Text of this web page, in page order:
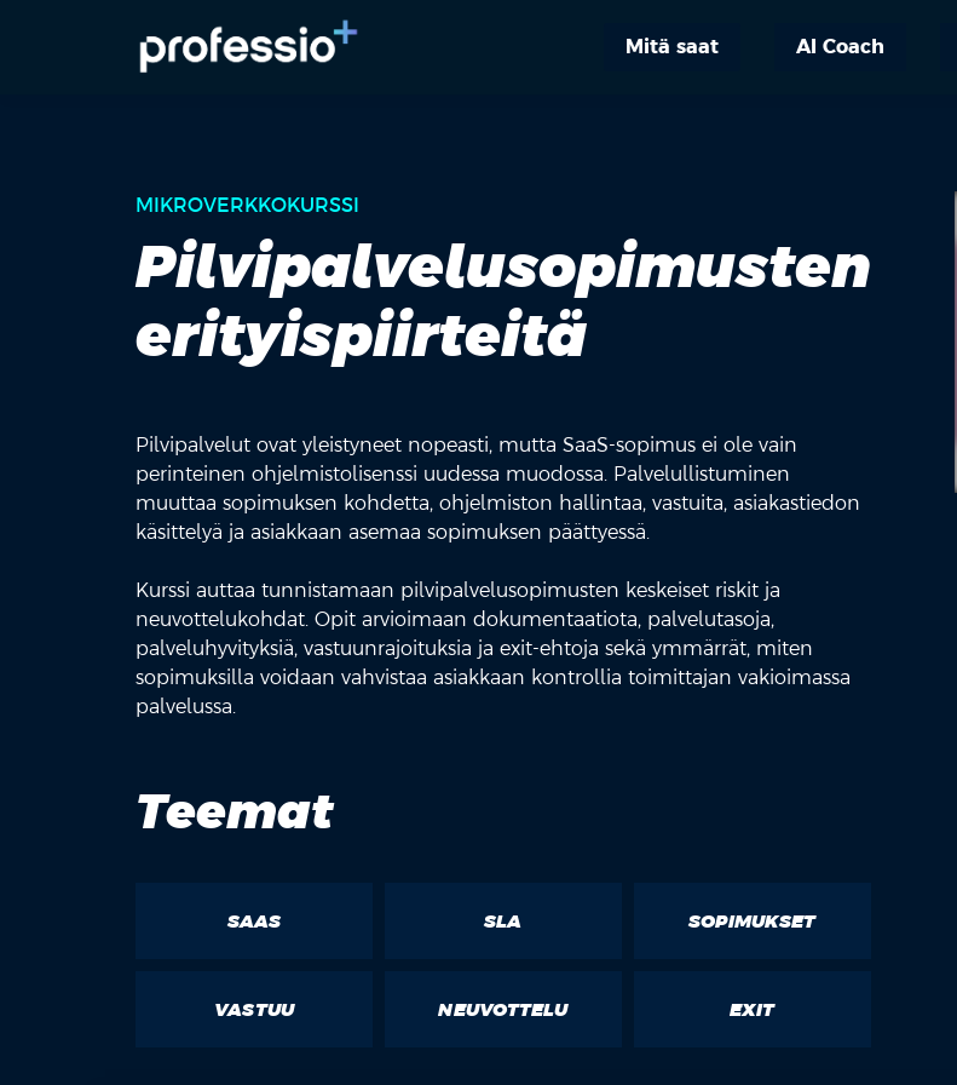
Mitä saat AI Coach
MIKROVERKKOKURSSI
Pilvipalvelusopimusten
erityispiirteitä
Pilvipalvelut ovat yleistyneet nopeasti, mutta SaaS-sopimus ei ole vain
perinteinen ohjelmistolisenssi uudessa muodossa. Palvelullistuminen
muuttaa sopimuksen kohdetta, ohjelmiston hallintaa, vastuita, asiakastiedon
käsittelyä ja asiakkaan asemaa sopimuksen päättyessä.
Kurssi auttaa tunnistamaan pilvipalvelusopimusten keskeiset riskit ja
neuvottelukohdat. Opit arvioimaan dokumentaatiota, palvelutasoja,
palveluhyvityksiä, vastuunrajoituksia ja exit-ehtoja sekä ymmärrät, miten
sopimuksilla voidaan vahvistaa asiakkaan kontrollia toimittajan vakioimassa
palvelussa.
Teemat
SAAS SLA SOPIMUKSET
VASTUU NEUVOTTELU EXIT